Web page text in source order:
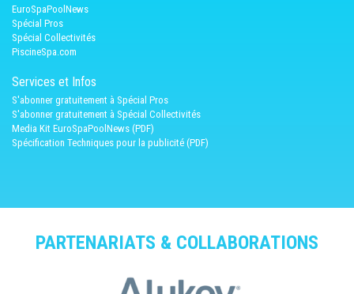
EuroSpaPoolNews
Spécial Pros
Spécial Collectivités
PiscineSpa.com
Services et Infos
S'abonner gratuitement à Spécial Pros
S'abonner gratuitement à Spécial Collectivités
Media Kit EuroSpaPoolNews (PDF)
Spécification Techniques pour la publicité (PDF)
PARTENARIATS & COLLABORATIONS